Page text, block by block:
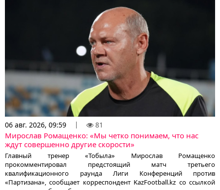
06 авг. 2026, 09:59 81
Мирослав Ромащенко: «Мы четко понимаем, что нас
ждут совершенно другие скорости»
Главный тренер «Тобыла» Мирослав Ромащенко
прокомментировал предстоящий матч третьего
квалификационного раунда Лиги Конференций против
«Партизана», сообщает корреспондент KazFootball.kz со ссылкой